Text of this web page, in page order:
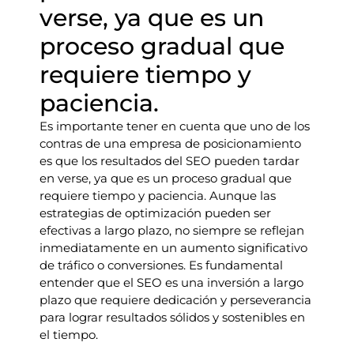
verse, ya que es un
proceso gradual que
requiere tiempo y
paciencia.
Es importante tener en cuenta que uno de los
contras de una empresa de posicionamiento
es que los resultados del SEO pueden tardar
en verse, ya que es un proceso gradual que
requiere tiempo y paciencia. Aunque las
estrategias de optimización pueden ser
efectivas a largo plazo, no siempre se reflejan
inmediatamente en un aumento significativo
de tráfico o conversiones. Es fundamental
entender que el SEO es una inversión a largo
plazo que requiere dedicación y perseverancia
para lograr resultados sólidos y sostenibles en
el tiempo.